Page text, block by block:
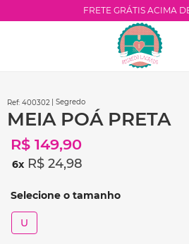
FRETE GRÁTIS ACIMA
: 400302 | Segredo
MEIA POÁ PRETA
R$ 149,90
6 R$ 24,98
U